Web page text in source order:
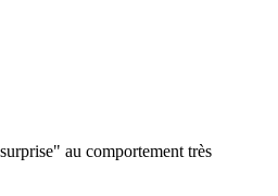
au comportement très